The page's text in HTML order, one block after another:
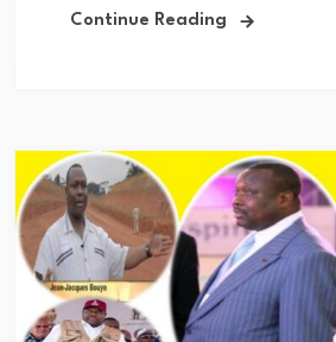
Continue Reading